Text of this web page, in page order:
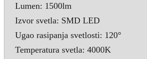
Lumen: 1500lm
Izvor svetla: SMD LED
Ugao rasipanja svetlosti: 120°
Temperatura svetla: 4000K